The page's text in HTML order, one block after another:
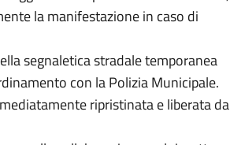
la manifestazione in caso di
segnaletica stradale temporanea
con la Polizia Municipale.
ripristinata e liberata da